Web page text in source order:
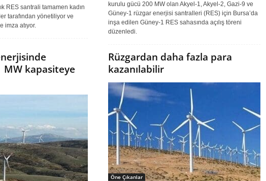
RES santrali tamamen kadın
tarafından yönetiliyor ve
imza atıyor.
kurulu gücü 200 MW olan Akyel-1, Akyel-2, Gazi-9 ve
Güney-1 rüzgar enerjisi santralleri (RES) için Bursa’da
inşa edilen Güney-1 RES sahasında açılış töreni
düzenledi.
kapasiteye
Rüzgardan daha fazla para
kazanılabilir
Öne Çıkanlar